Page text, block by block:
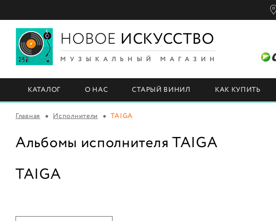
НОВОЕ ИСКУССТВО
МУЗЫКАЛЬНЫЙ МАГАЗИН
КАТАЛОГ О НАС СТАРЫЙ ВИНИЛ КАК КУПИТЬ
Главная Исполнители TAIGA
Альбомы исполнителя TAIGA
TAIGA